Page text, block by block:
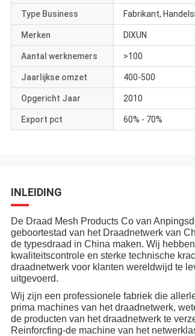
Type Business Fabrikant,
Merken DIXUN
Aantal werknemers >100
Jaarlijkse omzet 400-500
Opgericht Jaar 2010
Export pct 60% - 70%
INLEIDING
De Draad Mesh Products Co van
geboortestad van het Draadnetwerk van
de typesdraad in China maken. Wij
kwaliteitscontrole en sterke technische
draadnetwerk voor klanten wereldwijd te
uitgevoerd.
Wij zijn een professionele fabriek die
prima machines van het draadnetwerk,
de producten van het draadnetwerk te
Reinforcfing-de machine van het